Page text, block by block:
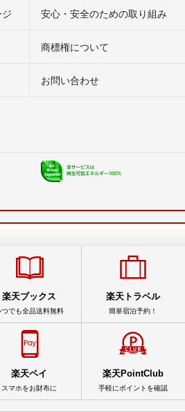
安心・安全のための取り組み
商標権について
お問い合わせ
楽天ブックス
つでも全品送料無料
楽天トラベル
簡単宿泊予約！
楽天ペイ
スマホをお財布に
楽天PointClub
手軽にポイントを確認